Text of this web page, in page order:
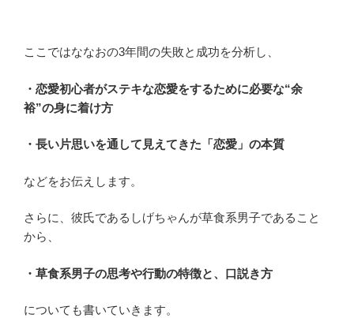
ここではななおの3年間の失敗と成功を分析し、
・恋愛初心者がステキな恋愛をするために必要な“余
裕”の身に着け方
・長い片思いを通して見えてきた「恋愛」の本質
などをお伝えします。
さらに、彼氏であるしげちゃんが草食系男子であること
から、
・草食系男子の思考や行動の特徴と、口説き方
についても書いていきます。